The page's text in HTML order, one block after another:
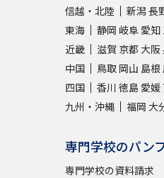
信越・北陸
新潟長
東海
静岡 岐阜 愛知
近畿
滋賀 京都 大阪
中国
鳥取 岡山 島根
四国
香川 徳島 愛媛
九州・沖縄
福岡 大
専門学校のパン
専門学校の資料請求